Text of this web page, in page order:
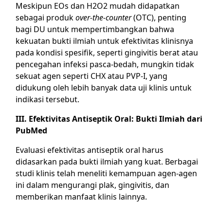
Meskipun EOs dan H2O2 mudah didapatkan
sebagai produkover-the-counter(OTC), penting
bagi DU untuk mempertimbangkan bahwa
kekuatan bukti ilmiah untuk efektivitas klinisnya
pada kondisi spesifik, seperti gingivitis berat atau
pencegahan infeksi pasca-bedah, mungkin tidak
sekuat agen seperti CHX atau PVP-I, yang
didukung oleh lebih banyak data uji klinis untuk
indikasi tersebut.
III. Efektivitas Antiseptik Oral: Bukti Ilmiah dari
PubMed
Evaluasi efektivitas antiseptik oral harus
didasarkan pada bukti ilmiah yang kuat. Berbagai
studi klinis telah meneliti kemampuan agen-agen
ini dalam mengurangi plak, gingivitis, dan
memberikan manfaat klinis lainnya.